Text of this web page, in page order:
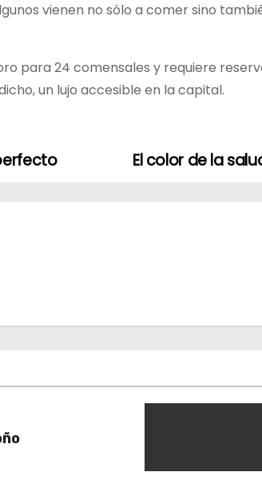
vienen no sólo a comer sino
para 24 comensales y requiere
un lujo accesible en la capital.
El color de la